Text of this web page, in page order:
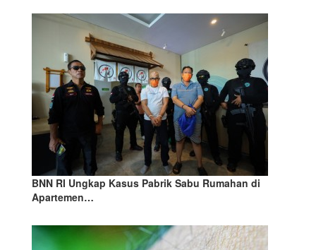
BNN RI Ungkap Kasus Pabrik Sabu Rumahan di
Apartemen…